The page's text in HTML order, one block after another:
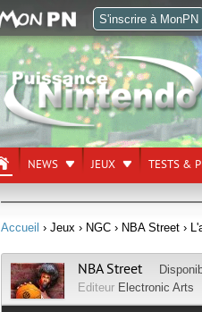
NEWS JEUX TESTS &
Accueil › Jeux › NGC › NBA Street ›
NBA Street
Editeur Electronic Arts
S'inscrire à MonPN